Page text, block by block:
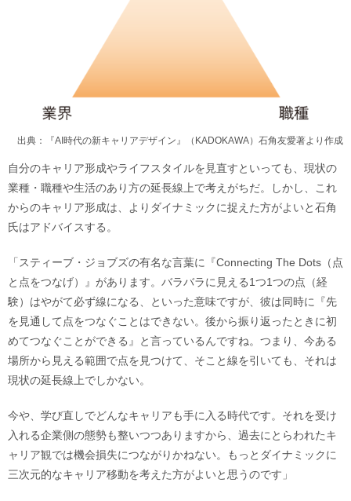
出典：『AI時代の新キャリアデザイン』（KADOKAWA）石角友愛著より作成
自分のキャリア形成やライフスタイルを見直すといっても、現状の
業種・職種や生活のあり方の延長線上で考えがちだ。しかし、これ
からのキャリア形成は、よりダイナミックに捉えた方がよいと石角
氏はアドバイスする。
「スティーブ・ジョブズの有名な言葉に『Connecting The Dots（点
と点をつなげ）』があります。バラバラに見える1つ1つの点（経
験）はやがて必ず線になる、といった意味ですが、彼は同時に『先
を見通して点をつなぐことはできない。後から振り返ったときに初
めてつなぐことができる』と言っているんですね。つまり、今ある
場所から見える範囲で点を見つけて、そこと線を引いても、それは
現状の延長線上でしかない。
今や、学び直しでどんなキャリアも手に入る時代です。それを受け
入れる企業側の態勢も整いつつありますから、過去にとらわれたキ
ャリア観では機会損失につながりかねない。もっとダイナミックに
三次元的なキャリア移動を考えた方がよいと思うのです」